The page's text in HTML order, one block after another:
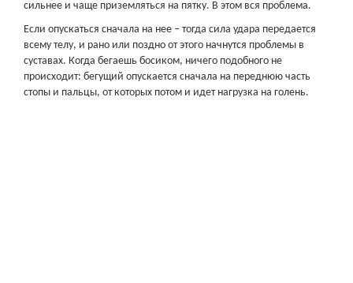
сильнее и чаще приземляться на пятку. В этом вся проблема.
Если опускаться сначала на нее – тогда сила удара передается
всему телу, и рано или поздно от этого начнутся проблемы в
суставах. Когда бегаешь босиком, ничего подобного не
происходит: бегущий опускается сначала на переднюю часть
стопы и пальцы, от которых потом и идет нагрузка на голень.